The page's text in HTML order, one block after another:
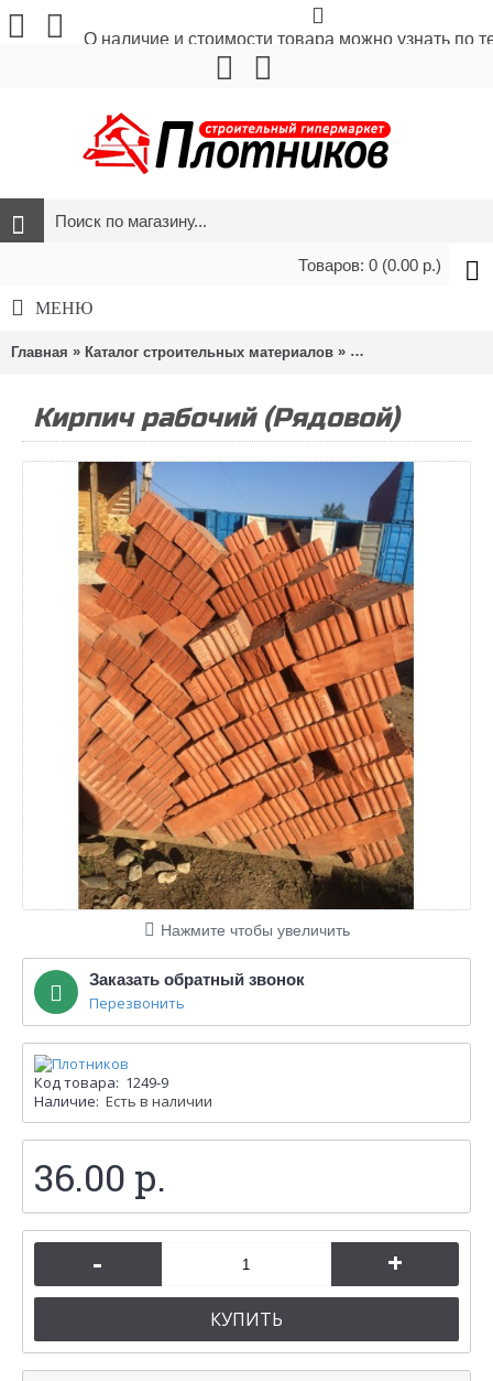
О наличие и стоимости товара можно узнать по
Товаров: 0 (0.00 р.)
МЕНЮ
Главная » Каталог строительных материалов » Стройматериалы
Кирпич рабочий (Рядовой)
Нажмите чтобы увеличить
Заказать обратный звонок
Перезвонить
Код товара: 1249-9
Наличие: Есть в наличии
36.00 р.
- +
КУПИТЬ